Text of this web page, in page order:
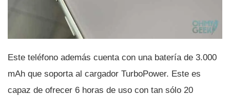
Este teléfono además cuenta con una baterí­a de 3.000
mAh que soporta al cargador TurboPower. Este es
capaz de ofrecer 6 horas de uso con tan sólo 20